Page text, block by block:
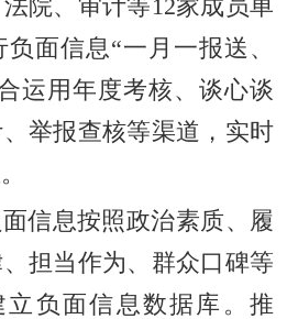
院、审计等12家成员单
面信息“一月一报送、
运用年度考核、谈心谈
举报查核等渠道，实时
信息按照政治素质、履
担当作为、群众口碑等
负面信息数据库。推